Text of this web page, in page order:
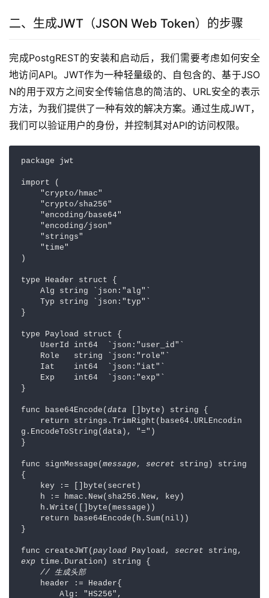
二、生成JWT（JSON Web Token）的步骤
完成PostgREST的安装和启动后，我们需要考虑如何安全
地访问API。JWT作为一种轻量级的、自包含的、基于JSO
N的用于双方之间安全传输信息的简洁的、URL安全的表示
方法，为我们提供了一种有效的解决方案。通过生成JWT，
我们可以验证用户的身份，并控制其对API的访问权限。
package jwt
import (
)
type Header struct {
}
type Payload struct {
}
func base64Encode( data []byte) string {
g.EncodeToString(data), "=")
}
func signMessage( message , secret string) string
{
}
func createJWT( payload Payload, secret
exp time.Duration) string {
// 生成头部